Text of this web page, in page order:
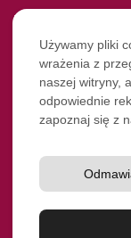
Moje konto
Nie pamiętasz
Twoje zamówienia
NASZE SOCIALE
Instagram
Używamy pliki
wrażenia z
naszej witryny,
odpowiednie
zapoznaj się z